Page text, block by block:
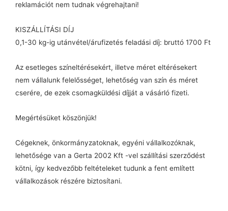
reklamációt nem tudnak végrehajtani!
KISZÁLLÍTÁSI DÍJ
0,1-30 kg-ig utánvétel/árufizetés feladási díj: bruttó 1700 Ft
Az esetleges színeltérésekért, illetve méret eltérésekert
nem vállalunk felelősséget, lehetőség van szín és méret
cserére, de ezek csomagküldési díjját a vásárló fizeti.
Megértésüket köszönjük!
Cégeknek, önkormányzatoknak, egyéni vállalkozóknak,
lehetősége van a Gerta 2002 Kft -vel szállítási szerződést
kötni, így kedvezőbb feltételeket tudunk a fent említett
vállalkozások részére biztosítani.